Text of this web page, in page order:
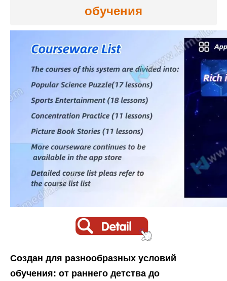
обучения
Создан для разнообразных условий
обучения: от раннего детства до